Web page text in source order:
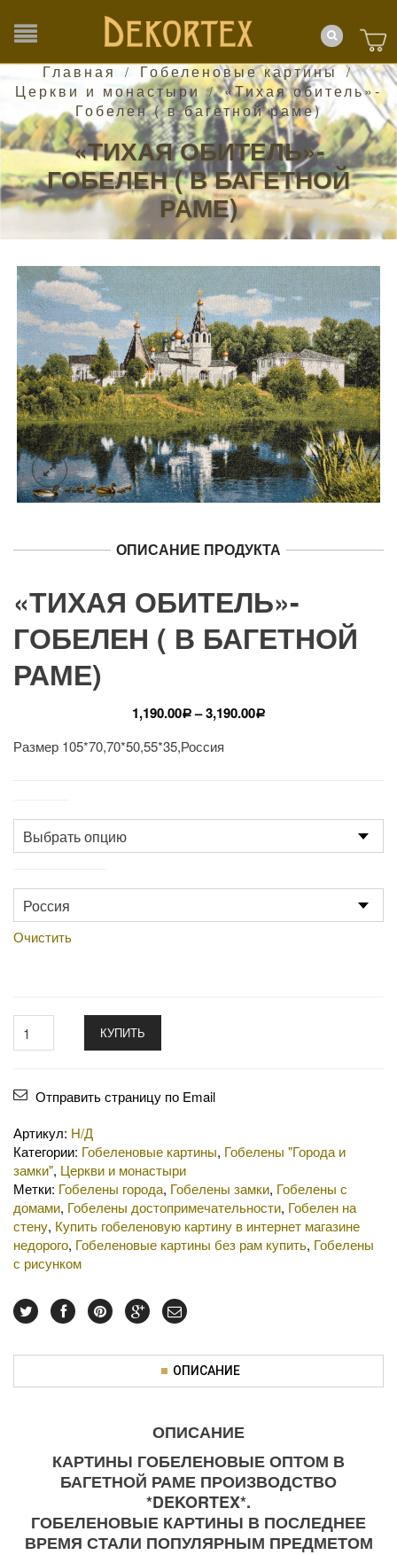
Главная / Гобеленовые картины /
Церкви и монастыри /«Тихая обитель»-
Гобелен ( в багетной раме)
«ТИХАЯ ОБИТЕЛЬ»-
ГОБЕЛЕН ( В БАГЕТНОЙ
РАМЕ)
ОПИСАНИЕ ПРОДУКТА
«ТИХАЯ ОБИТЕЛЬ»-
ГОБЕЛЕН ( В БАГЕТНОЙ
РАМЕ)
1,190.00Р –3,190.00Р
Размер 105*70,70*50,55*35,Россия
Очистить
КУПИТЬ
Отправить страницу по Email
Артикул: Н/Д
Категории: Гобеленовые картины, Гобелены "Города и
замки", Церкви и монастыри
Метки: Гобелены города, Гобелены замки, Гобелены с
домами, Гобелены достопримечательности, Гобелен на
стену, Купить гобеленовую картину в интернет магазине
недорого, Гобеленовые картины без рам купить, Гобелены
с рисунком
ОПИСАНИЕ
ОПИСАНИЕ
КАРТИНЫ ГОБЕЛЕНОВЫЕ ОПТОМ В
БАГЕТНОЙ РАМЕ ПРОИЗВОДСТВО
*DEKORTEX*.
ГОБЕЛЕНОВЫЕ КАРТИНЫ В ПОСЛЕДНЕЕ
ВРЕМЯ СТАЛИ ПОПУЛЯРНЫМ ПРЕДМЕТОМ